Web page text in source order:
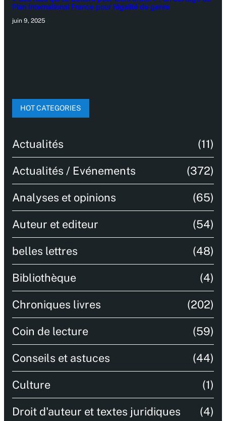
Plan International France pour l’égalité de genre
juin 9, 2025
HOT CATEGORIES
Actualités (11)
Actualités / Evénements (372)
Analyses et opinions (65)
Auteur et editeur (54)
belles lettres (48)
Bibliothèque (4)
Chroniques livres (202)
Coin de lecture (59)
Conseils et astuces (44)
Culture (1)
Droit d'auteur et textes juridiques (4)